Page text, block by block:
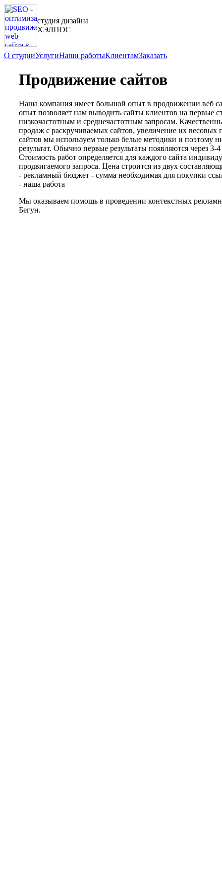
студия дизайна
ХЭЛПОС
О студииУслугиНаши работыКлиентамЗаказать
Продвижение сайтов
Наша компания имеет большой опыт в продвижении веб
опыт позволяет нам выводить сайты клиентов на первые
низкочастотным и среднечастотным запросам.
продаж с раскручиваемых сайтов, увеличение их
сайтов мы используем только белые методики и поэтому
результат. Обычно первые результаты появляются через 3-
Стоимость работ определяется для каждого сайта
продвигаемого запроса. Цена строится из двух
- рекламный бюджет - сумма необходимая для покупки
- наша работа
Мы оказываем помощь в проведении контекстных
Бегун.